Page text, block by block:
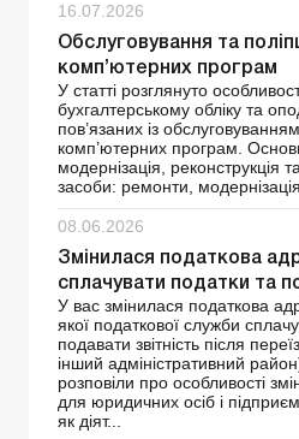
16.07.2026
Обслуговування та
комп’ютерних програм
У статті розглянуто
бухгалтерському обліку та
пов’язаних із
комп’ютерних програм.
модернізація, реконструкція
засоби: ремонти,
08.06.2026
Змінилася податкова
сплачувати податки та
У вас змінилася податкова
якої податкової служби
подавати звітність після
інший адміністративний
розповіли про особливості
для юридичних осіб і
як діят...